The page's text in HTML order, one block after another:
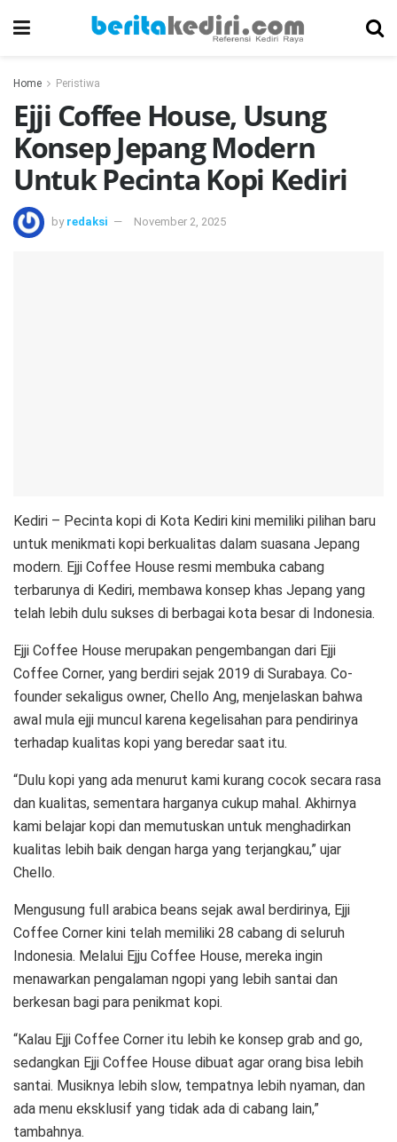
Home Peristiwa
Ejji Coffee House, Usung
Konsep Jepang Modern
Untuk Pecinta Kopi Kediri
by redaksi November 2, 2025
Kediri – Pecinta kopi di Kota Kediri kini memiliki pilihan baru
untuk menikmati kopi berkualitas dalam suasana Jepang
modern. Ejji Coffee House resmi membuka cabang
terbarunya di Kediri, membawa konsep khas Jepang yang
telah lebih dulu sukses di berbagai kota besar di Indonesia.
Ejji Coffee House merupakan pengembangan dari Ejji
Coffee Corner, yang berdiri sejak 2019 di Surabaya. Co-
founder sekaligus owner, Chello Ang, menjelaskan bahwa
awal mula ejji muncul karena kegelisahan para pendirinya
terhadap kualitas kopi yang beredar saat itu.
“Dulu kopi yang ada menurut kami kurang cocok secara rasa
dan kualitas, sementara harganya cukup mahal. Akhirnya
kami belajar kopi dan memutuskan untuk menghadirkan
kualitas lebih baik dengan harga yang terjangkau,” ujar
Chello.
Mengusung full arabica beans sejak awal berdirinya, Ejji
Coffee Corner kini telah memiliki 28 cabang di seluruh
Indonesia. Melalui Ejju Coffee House, mereka ingin
menawarkan pengalaman ngopi yang lebih santai dan
berkesan bagi para penikmat kopi.
“Kalau Ejji Coffee Corner itu lebih ke konsep grab and go,
sedangkan Ejji Coffee House dibuat agar orang bisa lebih
santai. Musiknya lebih slow, tempatnya lebih nyaman, dan
ada menu eksklusif yang tidak ada di cabang lain,”
tambahnya.